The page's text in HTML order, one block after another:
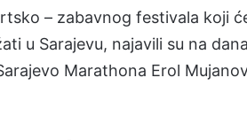
– zabavnog festivala koji
u Sarajevu, najavili su na
Marathona Erol